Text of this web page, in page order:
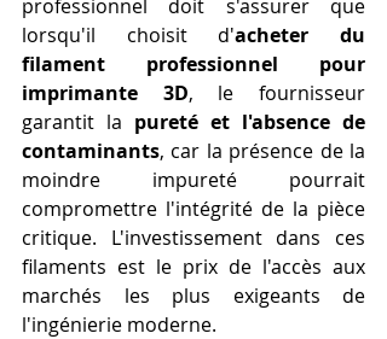
professionnel doit s'assurer que
lorsqu'il choisit d'acheter du
filament professionnel pour
imprimante 3D, le fournisseur
garantit la pureté et l'absence de
contaminants, car la présence de la
moindre impureté pourrait
compromettre l'intégrité de la pièce
critique. L'investissement dans ces
filaments est le prix de l'accès aux
marchés les plus exigeants de
l'ingénierie moderne.